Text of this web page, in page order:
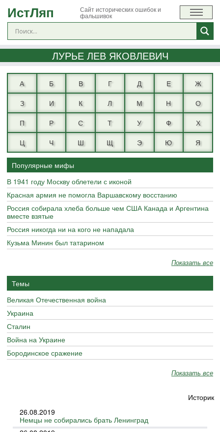
ИстЛяп Сайт исторических ошибок и
фальшивок
ЛУРЬЕ ЛЕВ ЯКОВЛЕВИЧ
А Б В Г Д Е
Ж
З
И К Л М Н
О
П
Р С Т У Ф
Х
Ц
Ч Ш Щ Э Ю Я
Популярные мифы
В 1941 году Москву облетели с иконой
Красная армия не помогла Варшавскому восстанию
Россия собирала хлеба больше чем США Канада и Аргентина
вместе взятые
Россия никогда ни на кого не нападала
Кузьма Минин был татарином
Показать все
Темы
Великая Отечественная война
Украина
Сталин
Война на Украине
Бородинское сражение
Показать все
Историк
26.08.2019
Немцы не собирались брать Ленинград